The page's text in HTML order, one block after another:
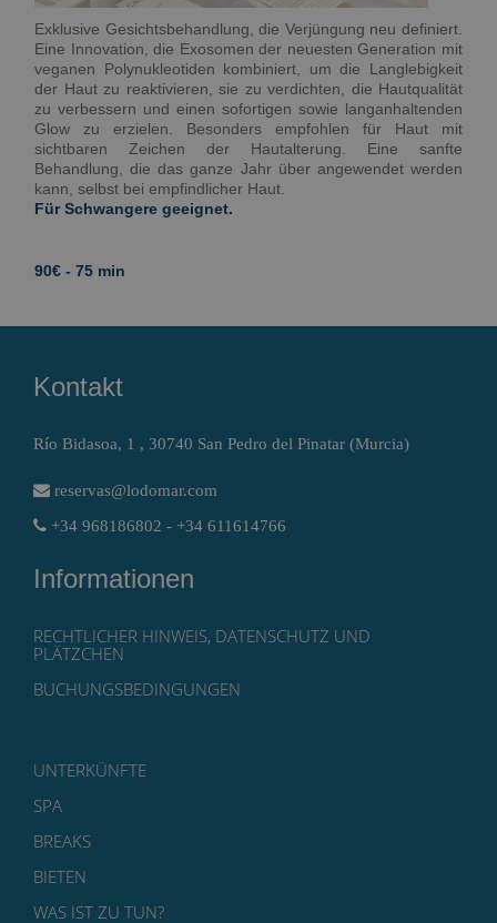
Exklusive Gesichtsbehandlung, die Verjüngung neu definiert.
Eine Innovation, die Exosomen der neuesten Generation mit
veganen Polynukleotiden kombiniert, um die Langlebigkeit
der Haut zu reaktivieren, sie zu verdichten, die Hautqualität
zu verbessern und einen sofortigen sowie langanhaltenden
Glow zu erzielen. Besonders empfohlen für Haut mit
sichtbaren Zeichen der Hautalterung. Eine sanfte
Behandlung, die das ganze Jahr über angewendet werden
kann, selbst bei empfindlicher Haut.
Für Schwangere geeignet.
90€ - 75 min
Kontakt
Río Bidasoa, 1 , 30740 San Pedro del Pinatar (Murcia)
reservas@lodomar.com
+34 968186802 - +34 611614766
Informationen
RECHTLICHER HINWEIS, DATENSCHUTZ UND
PLÄTZCHEN
BUCHUNGSBEDINGUNGEN
UNTERKÜNFTE
SPA
BREAKS
BIETEN
WAS IST ZU TUN?